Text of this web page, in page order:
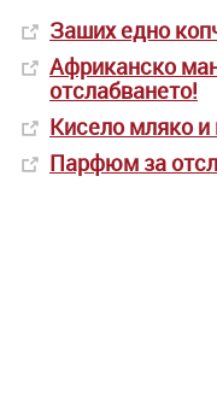
Заших едно
Африканско
отслабването!
Кисело мляко и
Парфюм за